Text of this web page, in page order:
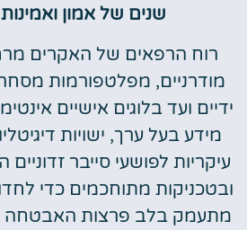
שנים של אמון
רוח הרפאים של האקרים
מודרניים, מפלטפורמות
ידיים ועד בלוגים אישיים
מידע בעל ערך, ישויות
עיקריות לפושעי סייבר
ובטכניקות מתוחכמים כדי
מתעמק בלב פרצות האבטחה